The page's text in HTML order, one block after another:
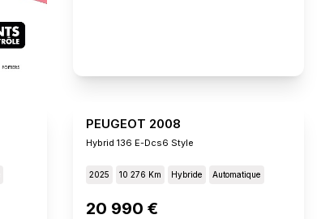
PEUGEOT 2008
Hybrid 136 E-Dcs6 Style
2025 10 276 Km Hybride Automatique
20 990 €